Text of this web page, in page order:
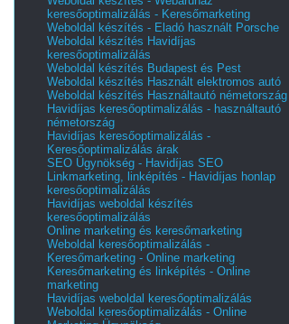
keresőoptimalizálás - Keresőmarketing
Weboldal készítés - Eladó használt Porsche
Weboldal készítés Havidíjas
keresőoptimalizálás
Weboldal készítés Budapest és Pest
Weboldal készítés Használt elektromos autó
Weboldal készítés Használtautó németország
Havidíjas keresőoptimalizálás - használtautó
németország
Havidíjas keresőoptimalizálás -
Keresőoptimalizálás árak
SEO Ügynökség - Havidíjas SEO
Linkmarketing, linképítés - Havidíjas honlap
keresőoptimalizálás
Havidíjas weboldal készítés
keresőoptimalizálás
Online marketing és keresőmarketing
Weboldal keresőoptimalizálás -
Keresőmarketing - Online marketing
Keresőmarketing és linképítés - Online
marketing
Havidíjas weboldal keresőoptimalizálás
Weboldal keresőoptimalizálás - Online